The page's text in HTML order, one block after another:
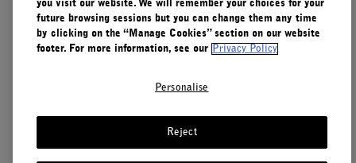
Service clients
Visitez nos points de vente
you visit our website. We will remember your choices for your
future browsing sessions but you can change them any time
by clicking on the “Manage Cookies” section on our website
footer. For more information, see our
Privacy Policy
Personalise
Reject